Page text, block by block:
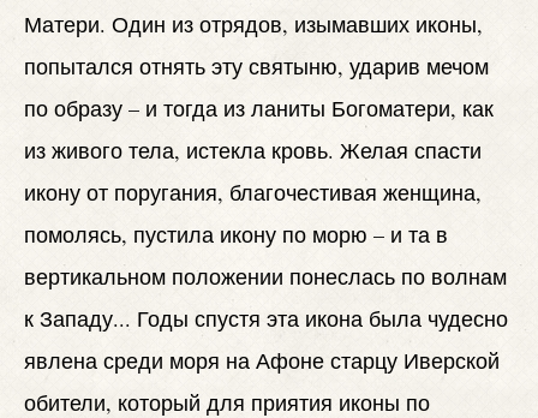
Матери. Один из отрядов, изымавших иконы,
попытался отнять эту святыню, ударив мечом
по образу – и тогда из ланиты Богоматери, как
из живого тела, истекла кровь. Желая спасти
икону от поругания, благочестивая женщина,
помолясь, пустила икону по морю – и та в
вертикальном положении понеслась по волнам
к Западу... Годы спустя эта икона была чудесно
явлена среди моря на Афоне старцу Иверской
обители, который для приятия иконы по